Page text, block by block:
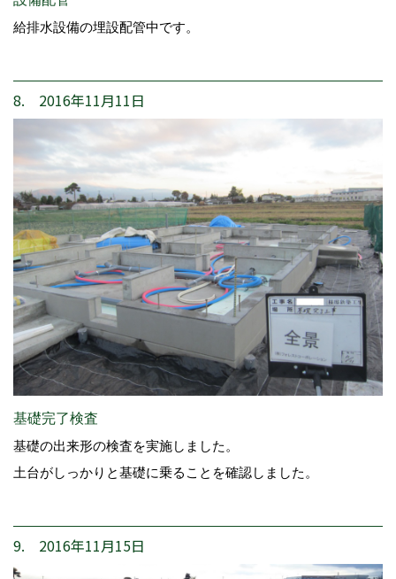
給排水設備の埋設配管中です。
8. 2016年11月11日
基礎完了検査
基礎の出来形の検査を実施しました。
土台がしっかりと基礎に乗ることを確認しました。
9. 2016年11月15日